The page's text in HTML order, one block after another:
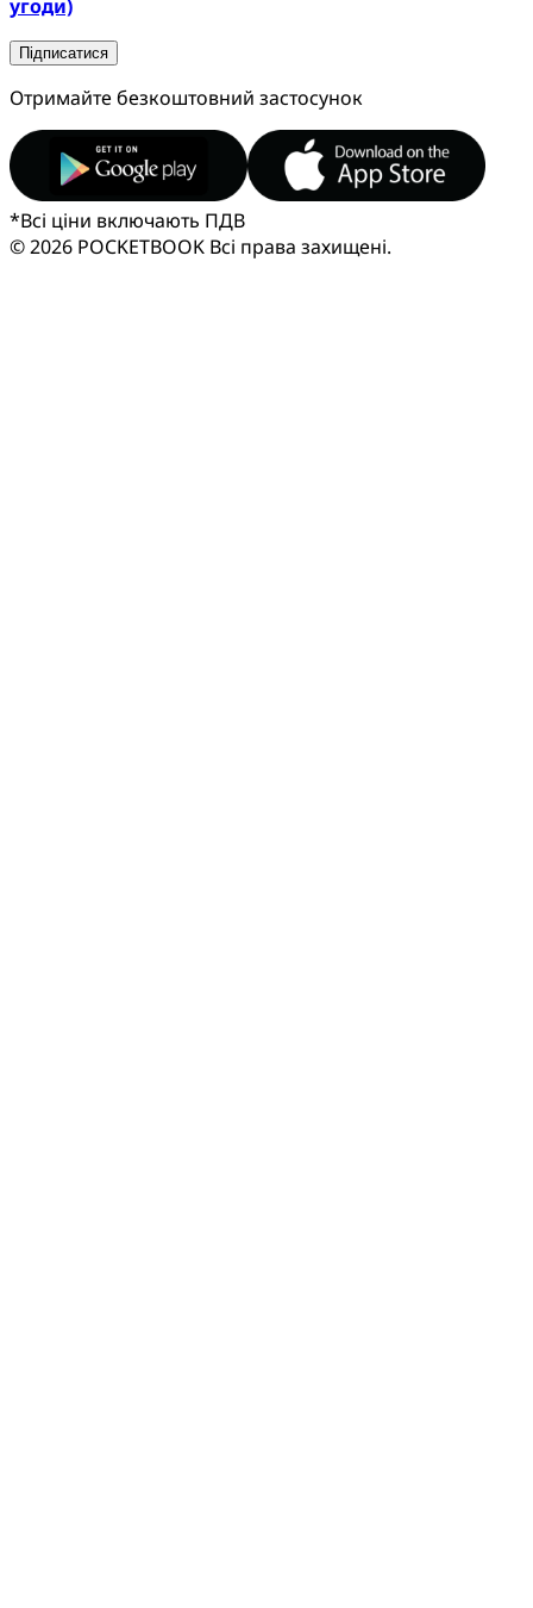
угоди)
Підписатися
Отримайте безкоштовний застосунок
*Всі ціни включають ПДВ
© 2026 POCKETBOOK Всі права захищені.